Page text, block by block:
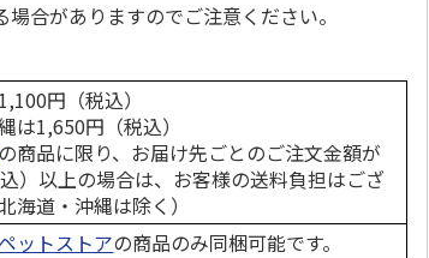
合がありますのでご注意ください。
円（税込）
は1,650円（税込）
の商品に限り、お届け先ごとのご注文金額が
）以上の場合は、お客様の送料負担はござ
海道・沖縄は除く）
ットストアの商品のみ同梱可能です。